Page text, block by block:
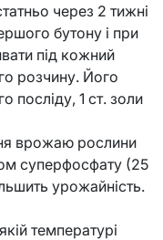
через 2 тижні
бутону і при
під кожний
розчину. Його
посліду, 1 ст. золи
врожаю рослини
суперфосфату (25
урожайність.
температурі